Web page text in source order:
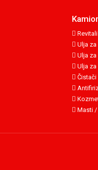
Ulja
Ulja za
Ulja
Čistači
Masti /